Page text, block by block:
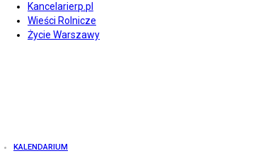
Kancelarierp.pl
Wieści Rolnicze
Życie Warszawy
KALENDARIUM